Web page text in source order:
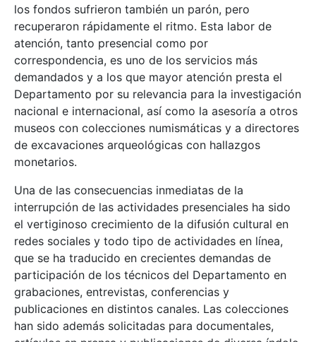
los fondos sufrieron también un parón, pero
recuperaron rápidamente el ritmo. Esta labor de
atención, tanto presencial como por
correspondencia, es uno de los servicios más
demandados y a los que mayor atención presta el
Departamento por su relevancia para la investigación
nacional e internacional, así como la asesoría a otros
museos con colecciones numismáticas y a directores
de excavaciones arqueológicas con hallazgos
monetarios.
Una de las consecuencias inmediatas de la
interrupción de las actividades presenciales ha sido
el vertiginoso crecimiento de la difusión cultural en
redes sociales y todo tipo de actividades en línea,
que se ha traducido en crecientes demandas de
participación de los técnicos del Departamento en
grabaciones, entrevistas, conferencias y
publicaciones en distintos canales. Las colecciones
han sido además solicitadas para documentales,